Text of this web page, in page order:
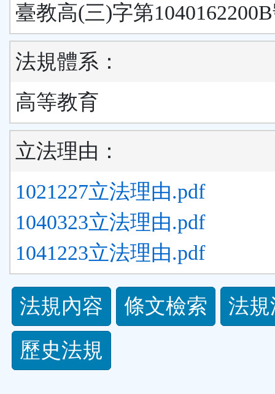
臺教高(三)字第
法規體系：
高等教育
立法理由：
1021227立法理由.pdf
1040323立法理由.pdf
1041223立法理由.pdf
法
規
功
法規內容 條文檢索
法
歷史法規